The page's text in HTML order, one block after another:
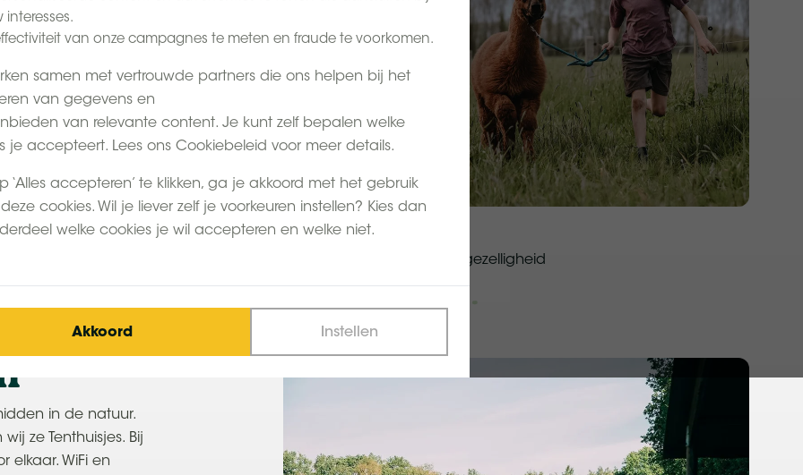
interesses.
van onze campagnes te meten en fraude te voorkomen.
samen met vertrouwde partners die ons helpen bij het
van gegevens en
van relevante content. Je kunt zelf bepalen welke
je accepteert. Lees ons Cookiebeleid voor meer details.
‘Alles accepteren’ te klikken, ga je akkoord met het gebruik
cookies. Wil je liever zelf je voorkeuren instellen? Kies dan
welke cookies je wil accepteren en welke niet.
Akkoord Instellen
jij de boer bij
is een unieke
is de
jij zelf heerlijk tot
de boer Échte gezelligheid
in de natuur.
ze Tenthuisjes. Bij
elkaar. WiFi en